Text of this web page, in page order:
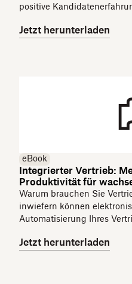
positive
Jetzt herunterladen
eBook
Integrierter Vertrieb:
Produktivität für
Warum brauchen Sie
inwiefern können
Automatisierung Ihres
Jetzt herunterladen